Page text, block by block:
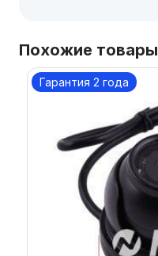
Похожие товары
Гарантия 2 года